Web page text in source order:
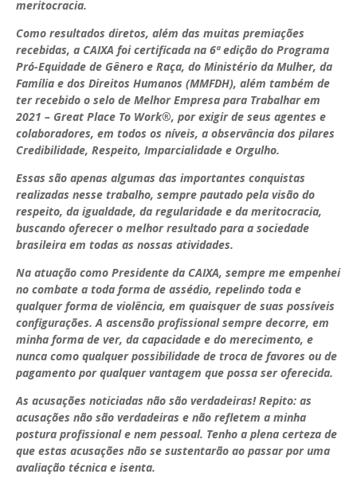
meritocracia.
Como resultados diretos, além das muitas premiações
recebidas, a CAIXA foi certificada na 6ª edição do Programa
Pró-Equidade de Gênero e Raça, do Ministério da Mulher, da
Família e dos Direitos Humanos (MMFDH), além também de
ter recebido o selo de Melhor Empresa para Trabalhar em
2021 – Great Place To Work®, por exigir de seus agentes e
colaboradores, em todos os níveis, a observância dos pilares
Credibilidade, Respeito, Imparcialidade e Orgulho.
Essas são apenas algumas das importantes conquistas
realizadas nesse trabalho, sempre pautado pela visão do
respeito, da igualdade, da regularidade e da meritocracia,
buscando oferecer o melhor resultado para a sociedade
brasileira em todas as nossas atividades.
Na atuação como Presidente da CAIXA, sempre me empenhei
no combate a toda forma de assédio, repelindo toda e
qualquer forma de violência, em quaisquer de suas possíveis
configurações. A ascensão profissional sempre decorre, em
minha forma de ver, da capacidade e do merecimento, e
nunca como qualquer possibilidade de troca de favores ou de
pagamento por qualquer vantagem que possa ser oferecida.
As acusações noticiadas não são verdadeiras! Repito: as
acusações não são verdadeiras e não refletem a minha
postura profissional e nem pessoal. Tenho a plena certeza de
que estas acusações não se sustentarão ao passar por uma
avaliação técnica e isenta.